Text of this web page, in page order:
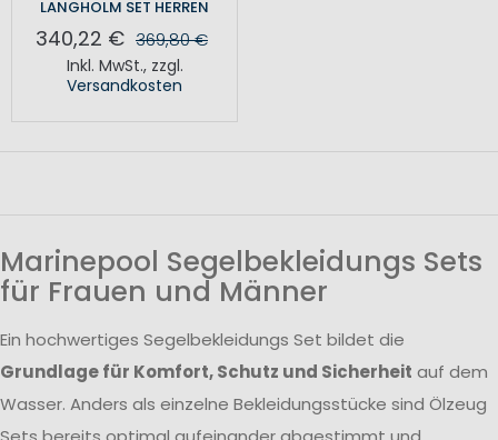
LANGHOLM SET HERREN
340,22 € 369,80 €
Inkl. MwSt., zzgl.
Versandkosten
Marinepool Segelbekleidungs Sets
für Frauen und Männer
Ein hochwertiges Segelbekleidungs Set bildet die
Grundlage für Komfort, Schutz und Sicherheit auf dem
Wasser. Anders als einzelne Bekleidungsstücke sind Ölzeug